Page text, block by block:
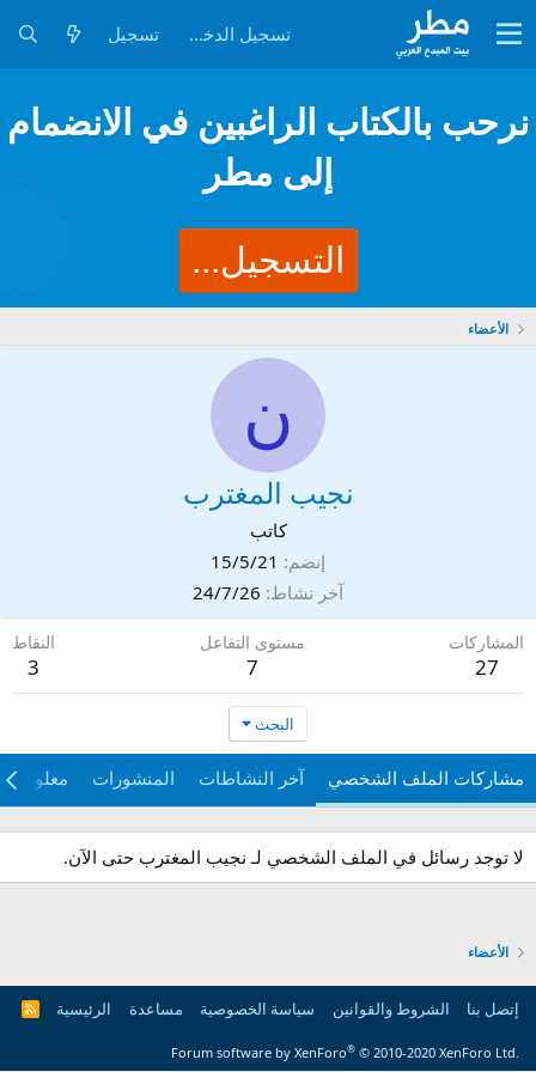
تسجيل الدخول تسجيل
نرحب بالكتاب الراغبين في الانضمام
إلى مطر
التسجيل...
الأعضاء
ن
نجيب المغترب
كاتب
إنضم 15/5/21
آخر نشاط 24/7/26
المشاركات
27
مستوى التفاعل
7
النقاط
3
البحث
مشاركات الملف الشخصي آخر النشاطات المنشورات معلومات
لا توجد رسائل في الملف الشخصي لـ نجيب المغترب حتى الآن.
الأعضاء
إتصل بنا الشروط والقوانين سياسة الخصوصية مساعدة الرئيسية
R
Forum software by XenForo® © 2010-2020 XenForo Ltd.